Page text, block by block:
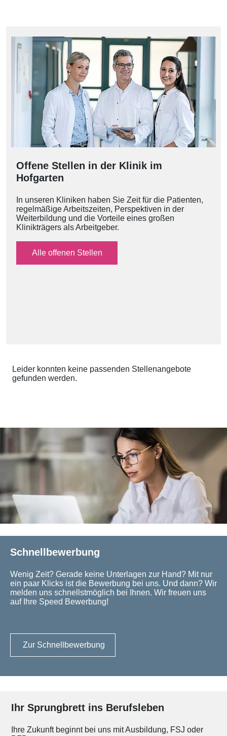
Offene Stellen in der Klinik im
Hofgarten
In unseren Kliniken haben Sie Zeit für die Patienten,
regelmäßige Arbeitszeiten, Perspektiven in der
Weiterbildung und die Vorteile eines großen
Klinikträgers als Arbeitgeber.
Alle offenen Stellen
Leider konnten keine passenden Stellenangebote
gefunden werden.
Schnellbewerbung
Wenig Zeit? Gerade keine Unterlagen zur Hand? Mit nur
ein paar Klicks ist die Bewerbung bei uns. Und dann? Wir
melden uns schnellstmöglich bei Ihnen. Wir freuen uns
auf Ihre Speed Bewerbung!
Zur Schnellbewerbung
Ihr Sprungbrett ins Berufsleben
Ihre Zukunft beginnt bei uns mit Ausbildung, FSJ oder